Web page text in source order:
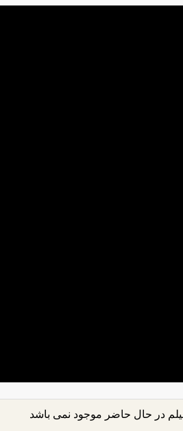
در حال حاضر موجود نمی باشد